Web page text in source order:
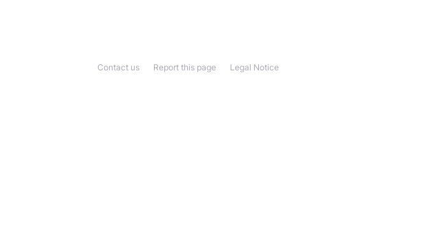
Legal Notice
Report this page
Contact us